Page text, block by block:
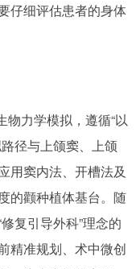
仔细评估患者的身体
力学模拟，遵循“以
径与上颌窦、上颌
用窦内法、开槽法及
的颧种植体基台。随
复引导外科”理念的
精准规划、术中微创